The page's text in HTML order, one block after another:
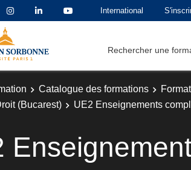
International
Rechercher une
Catalogue des formations
(Bucarest)
UE2 Enseignements